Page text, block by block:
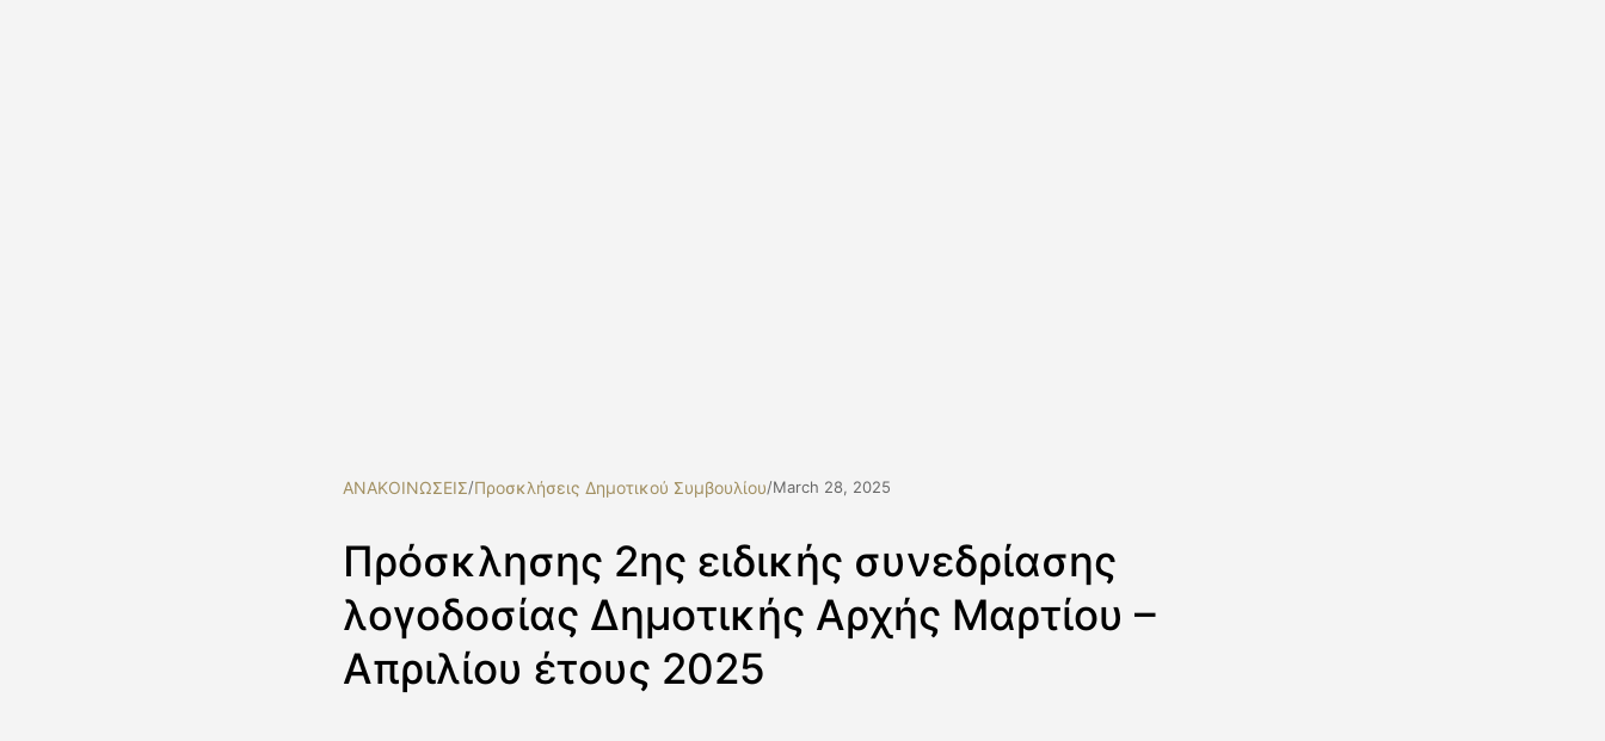
ΑΝΑΚΟΙΝΩΣΕΙΣ/Προσκλήσεις Δημοτικού Συμβουλίου/March 28, 2025
Πρόσκλησης 2ης ειδικής συνεδρίασης
λογοδοσίας Δημοτικής Αρχής Μαρτίου –
Απριλίου έτους 2025